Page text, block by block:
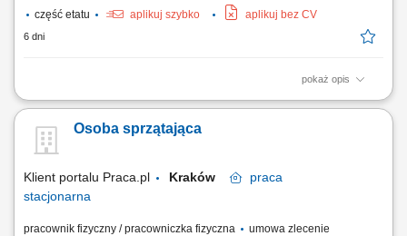
część etatu
aplikuj szybko aplikuj bez CV
6 dni
pokaż opis
Zakres obowiązków: Codzienne utrzymywanie czystości w obiekcie.
Opróżnianie koszy na śmieci i właściwa segregacja odpadów.
Uzupełnianie środków higienicznych oraz materiałów eksploatacyjnych.
Osoba sprzątająca
Klient portalu Praca.pl Kraków
praca
stacjonarna
pracownik fizyczny / pracowniczka fizyczna
umowa zlecenie